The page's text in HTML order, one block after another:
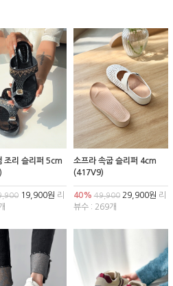
조리 슬리퍼 5cm
19,900원 리
소프라 속굽 슬리퍼 4cm
(417V9)
40% 49,90029,900원 리
뷰수 : 269개